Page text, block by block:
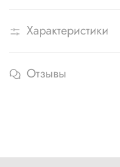
Характеристики
Отзывы